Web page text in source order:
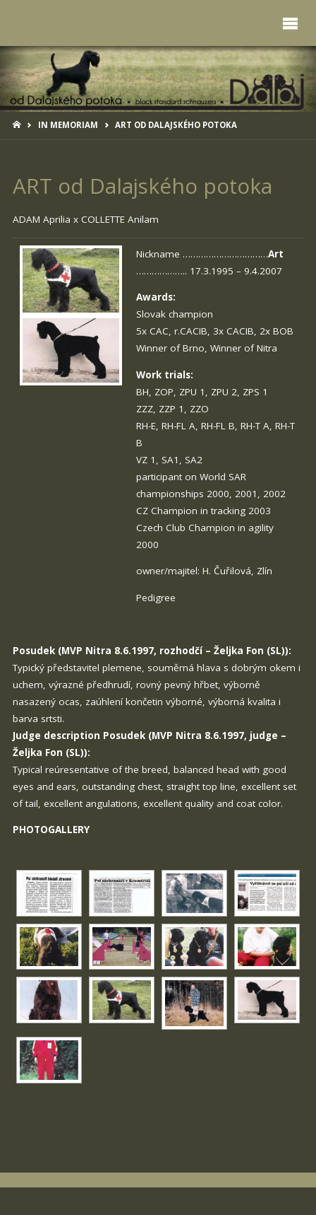
HOMEIN MEMORIAM ART OD DALAJSKÉHO POTOKA
ART od Dalajského potoka
ADAM Aprilia x COLLETTE Anilam
Nickname ……………………………Art
……………….. 17.3.1995 – 9.4.2007
Awards:
Slovak champion
5x CAC, r.CACIB, 3x CACIB, 2x BOB
Winner of Brno, Winner of Nitra
Work trials:
BH, ZOP, ZPU 1, ZPU 2, ZPS 1
ZZZ, ZZP 1, ZZO
RH-E, RH-FL A, RH-FL B, RH-T A, RH-T
B
VZ 1, SA1, SA2
participant on World SAR
championships 2000, 2001, 2002
CZ Champion in tracking 2003
Czech Club Champion in agility
2000
owner/majitel: H. Čuřilová, Zlín
Pedigree
Posudek (MVP Nitra 8.6.1997, rozhodčí – Željka Fon (SL)):
Typický představitel plemene, souměrná hlava s dobrým okem i
uchem, výrazné předhrudí, rovný pevný hřbet, výborně
nasazený ocas, zaúhlení končetin výborné, výborná kvalita i
barva srtsti.
Judge description Posudek (MVP Nitra 8.6.1997, judge –
Željka Fon (SL)):
Typical reúresentative of the breed, balanced head with good
eyes and ears, outstanding chest, straight top line, excellent set
of tail, excellent angulations, excellent quality and coat color.
PHOTOGALLERY